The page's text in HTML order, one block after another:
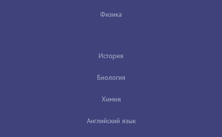
Физика
История
Биология
Химия
Английский язык